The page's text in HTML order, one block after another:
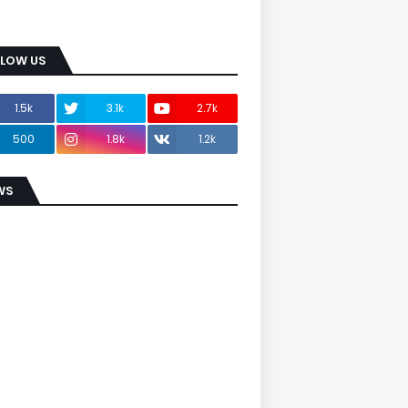
US
1.5k 3.1k
2.7k
500
1.8k 1.2k